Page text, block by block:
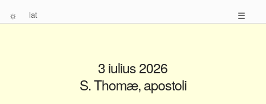
☼ lat ☰
3 iulius 2026
S. Thomæ, apostoli